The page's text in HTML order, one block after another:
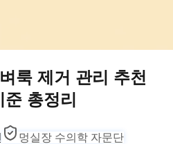
룩 제거 관리 추천
총정리
멍실장 수의학 자문단